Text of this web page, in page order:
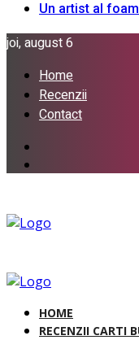
Un artist al
joi, august 6
Home
Recenzii
Contact
HOME
RECENZII CARTI